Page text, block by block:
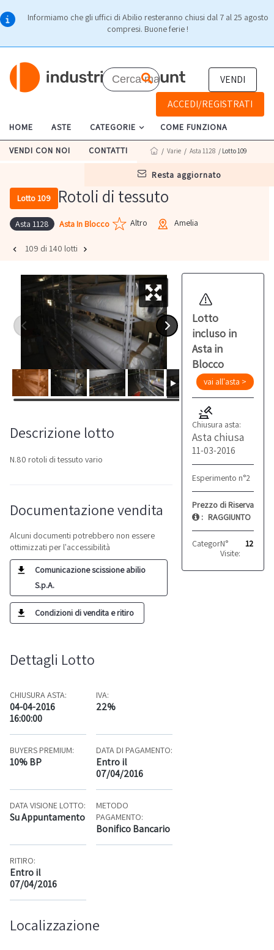
Informiamo che gli uffici di Abilio resteranno chiusi dal 7 al 25 agosto
compresi. Buone ferie !
VENDI
ACCEDI/REGISTRATI
HOME ASTE CATEGORIE COME FUNZIONA
VENDI CON NOI CONTATTI
resta aggiornato
/ Varie / Asta 1128 / Lotto 109
Lotto 109 Rotoli di tessuto
Asta 1128 Asta In Blocco Altro Amelia
109 di 140 lotti
Lotto
incluso in
Asta in
Blocco
vai all'asta >
Chiusura asta:
Asta chiusa
11-03-2016
Esperimento n°2
Prezzo di Riserva
: RAGGIUNTO
Categoria: Altro
N°
Visite:
12
Descrizione lotto
N.80 rotoli di tessuto vario
Documentazione vendita
Alcuni documenti potrebbero non essere
ottimizzati per l'accessibilità
Comunicazione scissione abilio
S.p.A.
Condizioni di vendita e ritiro
Dettagli Lotto
CHIUSURA ASTA:
04-04-2016
16:00:00
IVA:
22%
BUYERS PREMIUM:
10% BP
DATA DI PAGAMENTO:
Entro il
07/04/2016
DATA VISIONE LOTTO:
Su Appuntamento
METODO
PAGAMENTO:
Bonifico Bancario
RITIRO:
Entro il
07/04/2016
Localizzazione